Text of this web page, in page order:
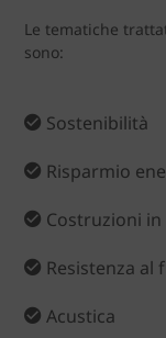
Le tematiche
sono:
Sostenibilità
Risparmio
Costruzioni
Resistenza al
Acustica